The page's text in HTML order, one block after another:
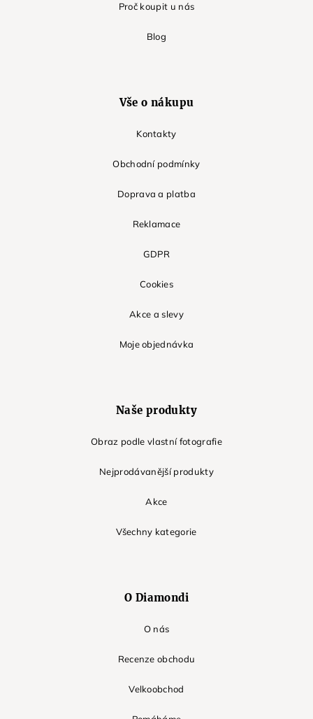
Proč koupit u nás
Blog
Vše o nákupu
Kontakty
Obchodní podmínky
Doprava a platba
Reklamace
GDPR
Cookies
Akce a slevy
Moje objednávka
Naše produkty
Obraz podle vlastní fotografie
Nejprodávanější produkty
Akce
Všechny kategorie
O Diamondi
O nás
Recenze obchodu
Velkoobchod